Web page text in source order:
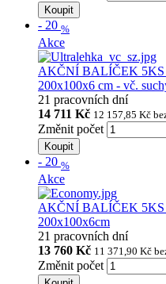
Koupit
- 20 %
Akce
AKČNÍ BALÍČEK 5KS
200x100x6 cm - vč.
21 pracovních dní
14 711 Kč 12 157,85 Kč
Změnit počet
Koupit
- 20 %
Akce
AKČNÍ BALÍČEK 5KS
200x100x6cm
21 pracovních dní
13 760 Kč 11 371,90 Kč
Změnit počet